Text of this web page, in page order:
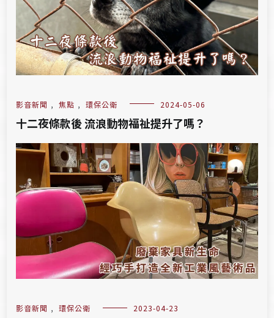
影音新聞 , 焦點 , 環保公衛 2024-05-06
十二夜條款後 流浪動物福祉提升了嗎？
影音新聞 , 環保公衛 2023-04-23